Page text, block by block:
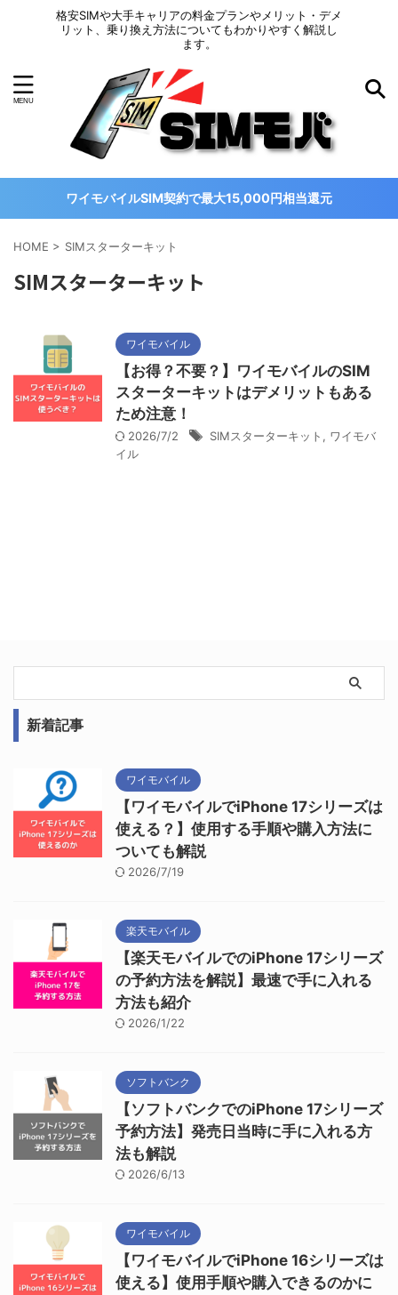
格安SIMや大手キャリアの料金プランやメリット・デメ
リット、乗り換え方法についてもわかりやすく解説し
ます。
ワイモバイルSIM契約で最大15,000円相当還元
HOME > SIMスターターキット
SIMスターターキット
ワイモバイル
【お得？不要？】ワイモバイルのSIM
スターターキットはデメリットもある
ため注意！
2026/7/2 SIMスターターキット , ワイモバ
イル
新着記事
ワイモバイル
【ワイモバイルでiPhone 17シリーズは
使える？】使用する手順や購入方法に
ついても解説
2026/7/19
楽天モバイル
【楽天モバイルでのiPhone 17シリーズ
の予約方法を解説】最速で手に入れる
方法も紹介
2026/1/22
ソフトバンク
【ソフトバンクでのiPhone 17シリーズ
予約方法】発売日当時に手に入れる方
法も解説
2026/6/13
ワイモバイル
【ワイモバイルでiPhone 16シリーズは
使える】使用手順や購入できるのかに